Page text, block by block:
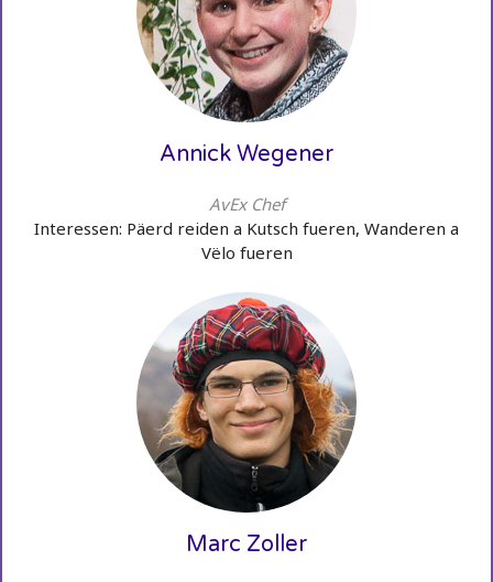
Annick Wegener
AvEx Chef
Interessen: Päerd reiden a Kutsch fueren, Wanderen a
Vëlo fueren
Marc Zoller